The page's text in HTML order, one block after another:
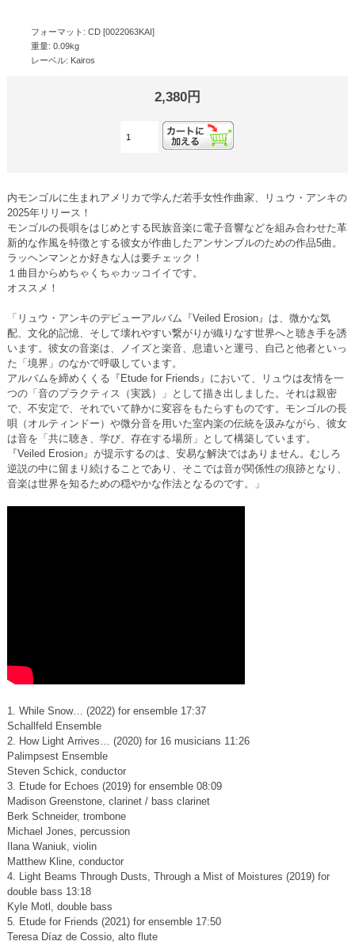
フォーマット: CD [0022063KAI]
重量: 0.09kg
レーベル: Kairos
2,380円
内モンゴルに生まれアメリカで学んだ若手女性作曲家、リュウ・アンキの
2025年リリース！
モンゴルの長唄をはじめとする民族音楽に電子音響などを組み合わせた革
新的な作風を特徴とする彼女が作曲したアンサンブルのための作品5曲。
ラッヘンマンとか好きな人は要チェック！
１曲目からめちゃくちゃカッコイイです。
オススメ！
「リュウ・アンキのデビューアルバム『Veiled Erosion』は、微かな気
配、文化的記憶、そして壊れやすい繋がりが織りなす世界へと聴き手を誘
います。彼女の音楽は、ノイズと楽音、息遣いと運弓、自己と他者といっ
た「境界」のなかで呼吸しています。
アルバムを締めくくる『Etude for Friends』において、リュウは友情を一
つの「音のプラクティス（実践）」として描き出しました。それは親密
で、不安定で、それでいて静かに変容をもたらすものです。モンゴルの長
唄（オルティンドー）や微分音を用いた室内楽の伝統を汲みながら、彼女
は音を「共に聴き、学び、存在する場所」として構築しています。
『Veiled Erosion』が提示するのは、安易な解決ではありません。むしろ
逆説の中に留まり続けることであり、そこでは音が関係性の痕跡となり、
音楽は世界を知るための穏やかな作法となるのです。」
1. While Snow… (2022) for ensemble 17:37
Schallfeld Ensemble
2. How Light Arrives… (2020) for 16 musicians 11:26
Palimpsest Ensemble
Steven Schick, conductor
3. Etude for Echoes (2019) for ensemble 08:09
Madison Greenstone, clarinet / bass clarinet
Berk Schneider, trombone
Michael Jones, percussion
Ilana Waniuk, violin
Matthew Kline, conductor
4. Light Beams Through Dusts, Through a Mist of Moistures (2019) for
double bass 13:18
Kyle Motl, double bass
5. Etude for Friends (2021) for ensemble 17:50
Teresa Díaz de Cossio, alto flute